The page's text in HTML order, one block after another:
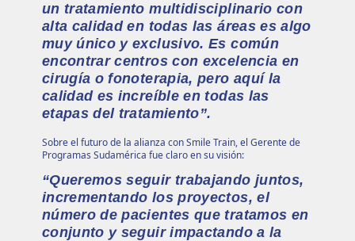
un tratamiento multidisciplinario con
alta calidad en todas las áreas es algo
muy único y exclusivo. Es común
encontrar centros con excelencia en
cirugía o fonoterapia, pero aquí la
calidad es increíble en todas las
etapas del tratamiento”.
Sobre el futuro de la alianza con Smile Train, el Gerente de
Programas Sudamérica fue claro en su visión:
“Queremos seguir trabajando juntos,
incrementando los proyectos, el
número de pacientes que tratamos en
conjunto y seguir impactando a la